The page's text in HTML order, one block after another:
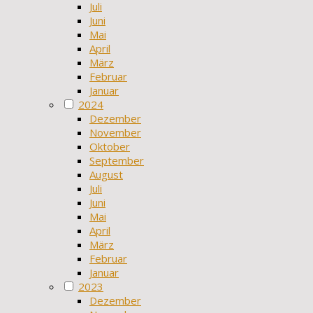
Juli
Juni
Mai
April
März
Februar
Januar
2024
Dezember
November
Oktober
September
August
Juli
Juni
Mai
April
März
Februar
Januar
2023
Dezember